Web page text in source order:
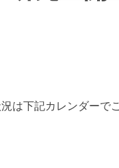
は下記カレンダーで